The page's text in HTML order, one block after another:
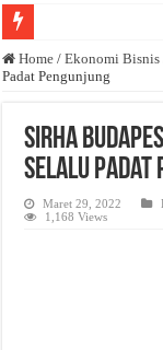
Anda butuh promosi
Dibutuhkan Marketing.
Home / Ekonomi Bisnis
Padat Pengunjung
Sirha
Selalu Padat
Maret 29, 2022
1,168 Views